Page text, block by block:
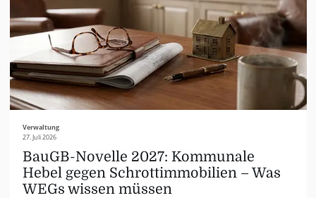
Verwaltung
27. Juli 2026
BauGB-Novelle 2027: Kommunale
Hebel gegen Schrottimmobilien – Was
WEGs wissen müssen